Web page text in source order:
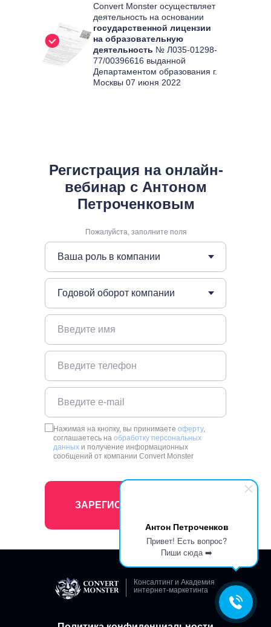
Антон Петроченков
Привет! Есть вопрос?
Пиши сюда ➡️
Convert Monster осуществляет
деятельность на основании
государственной лицензии
на образовательную
деятельность № Л035-01298-
77/00396616 выданной
Департаментом образования г.
Москвы 07 июня 2022
Регистрация на онлайн-
вебинар с Антоном
Петроченковым
Пожалуйста, заполните поля
Нажимая на кнопку, вы принимаете оферту,
соглашаетесь на обработку персональных
данных и получение информационных
сообщений от компании Convert Monster
ЗАРЕГИСТРИРОВАТЬСЯ
Консалтинг и Академия
интернет-маркетинга